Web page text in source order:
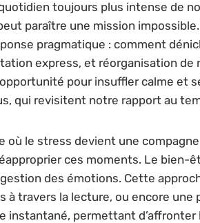
toujours plus intense de
paraître une mission
pragmatique : comment
express, et réorganisation de
pour insuffler calme et
qui revisitent notre rapport au
où le stress devient une
ces moments. Le bien-
des émotions. Cette
à travers la lecture, ou encore
instantané, permettant